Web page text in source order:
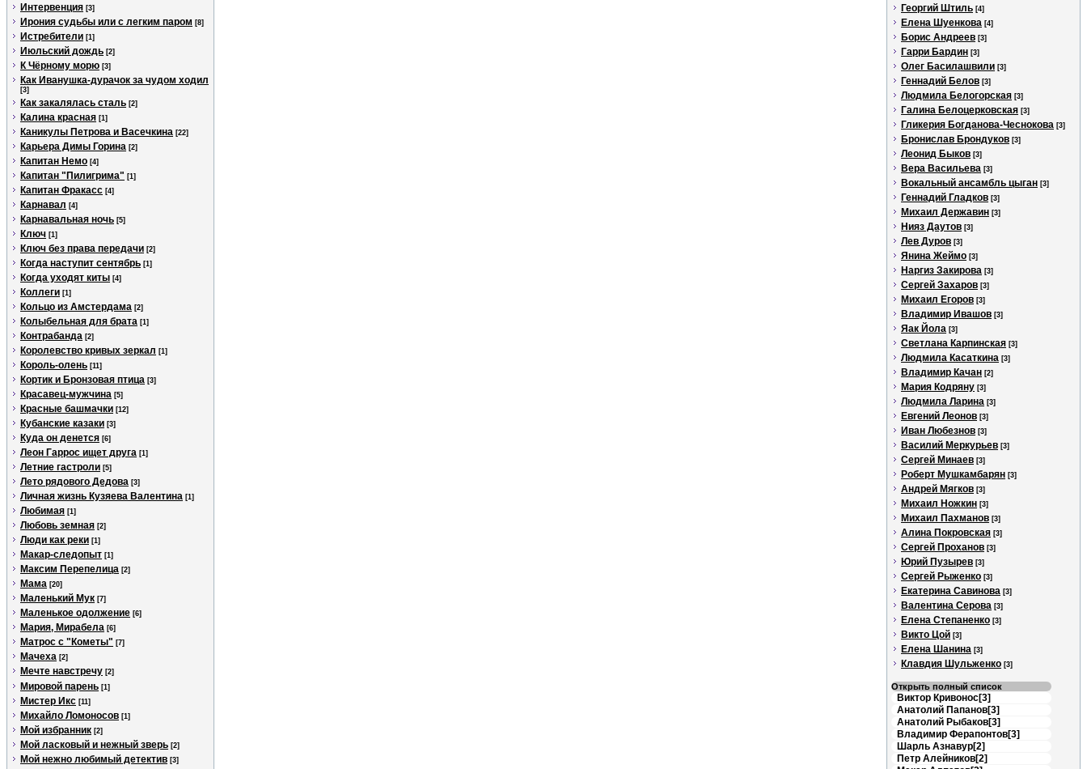
Интервенция [3]
Ирония судьбы или с легким паром [8]
Истребители [1]
Июльский дождь [2]
К Чёрному морю [3]
Как Иванушка-дурачок за чудом ходил
[3]
Как закалялась сталь [2]
Калина красная [1]
Каникулы Петрова и Васечкина [22]
Карьера Димы Горина [2]
Капитан Немо [4]
Капитан "Пилигрима" [1]
Капитан Фракасс [4]
Карнавал [4]
Карнавальная ночь [5]
Ключ [1]
Ключ без права передачи [2]
Когда наступит сентябрь [1]
Когда уходят киты [4]
Коллеги [1]
Кольцо из Амстердама [2]
Колыбельная для брата [1]
Контрабанда [2]
Королевство кривых зеркал [1]
Король-олень [11]
Кортик и Бронзовая птица [3]
Красавец-мужчина [5]
Красные башмачки [12]
Кубанские казаки [3]
Куда он денется [6]
Леон Гаррос ищет друга [1]
Летние гастроли [5]
Лето рядового Дедова [3]
Личная жизнь Кузяева Валентина [1]
Любимая [1]
Любовь земная [2]
Люди как реки [1]
Макар-следопыт [1]
Максим Перепелица [2]
Мама [20]
Маленький Мук [7]
Маленькое одолжение [6]
Мария, Мирабела [6]
Матрос с "Кометы" [7]
Мачеха [2]
Мечте навстречу [2]
Мировой парень [1]
Мистер Икс [11]
Михайло Ломоносов [1]
Мой избранник [2]
Мой ласковый и нежный зверь [2]
Мой нежно любимый детектив [3]
Георгий Штиль [4]
Елена Шуенкова [4]
Борис Андреев [3]
Гарри Бардин [3]
Олег Басилашвили [3]
Геннадий Белов [3]
Людмила Белогорская [3]
Галина Белоцерковская [3]
Гликерия Богданова-Чеснокова [3]
Бронислав Брондуков [3]
Леонид Быков [3]
Вера Васильева [3]
Вокальный ансамбль цыган [3]
Геннадий Гладков [3]
Михаил Державин [3]
Нияз Даутов [3]
Лев Дуров [3]
Янина Жеймо [3]
Наргиз Закирова [3]
Сергей Захаров [3]
Михаил Егоров [3]
Владимир Ивашов [3]
Яак Йола [3]
Светлана Карпинская [3]
Людмила Касаткина [3]
Владимир Качан [2]
Мария Кодряну [3]
Людмила Ларина [3]
Евгений Леонов [3]
Иван Любезнов [3]
Василий Меркурьев [3]
Сергей Минаев [3]
Роберт Мушкамбарян [3]
Андрей Мягков [3]
Михаил Ножкин [3]
Михаил Пахманов [3]
Алина Покровская [3]
Сергей Проханов [3]
Юрий Пузырев [3]
Сергей Рыженко [3]
Екатерина Савинова [3]
Валентина Серова [3]
Елена Степаненко [3]
Викто Цой [3]
Елена Шанина [3]
Клавдия Шульженко [3]
Открыть полный список
Виктор Кривонос[3]
Анатолий Папанов[3]
Анатолий Рыбаков[3]
Владимир Ферапонтов[3]
Шарль Азнавур[2]
Петр Алейников[2]